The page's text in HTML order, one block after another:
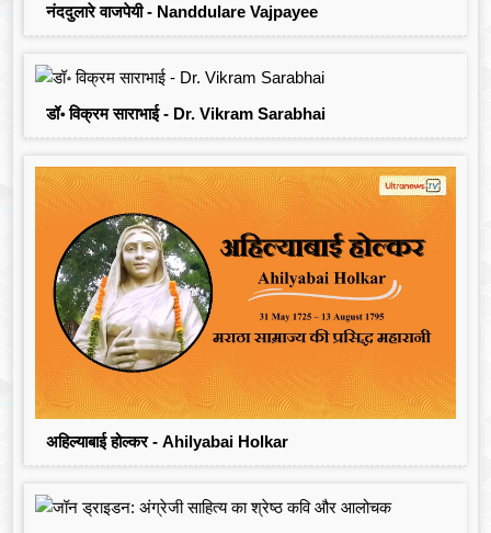
नंददुलारे वाजपेयी - Nanddulare Vajpayee
डॉ॰ विक्रम साराभाई - Dr. Vikram Sarabhai
अहिल्याबाई होल्कर - Ahilyabai Holkar